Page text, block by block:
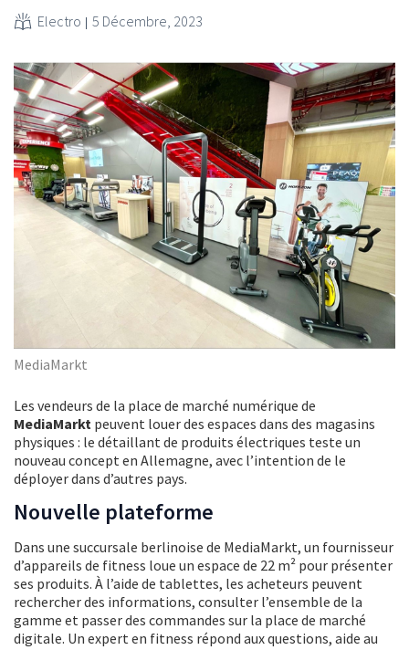
Electro 5 Décembre, 2023
MediaMarkt
Les vendeurs de la place de marché numérique de
MediaMarkt peuvent louer des espaces dans des magasins
physiques : le détaillant de produits électriques teste un
nouveau concept en Allemagne, avec l’intention de le
déployer dans d’autres pays.
Nouvelle plateforme
Dans une succursale berlinoise de MediaMarkt, un fournisseur
d’appareils de fitness loue un espace de 22 m² pour présenter
ses produits. À l’aide de tablettes, les acheteurs peuvent
rechercher des informations, consulter l’ensemble de la
gamme et passer des commandes sur la place de marché
digitale. Un expert en fitness répond aux questions, aide au